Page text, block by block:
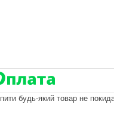
будь-який товар не